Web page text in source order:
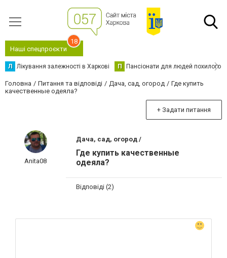
Наші спецпроєкти
18
Л Лікування залежності в Харкові П Пансіонати для людей похилого
Головна Питання та відповіді Дача, сад, огород
Где купить
качественные одеяла?
+ Задати питання
Anita08
Дача, сад, огород /
Где купить качественные
одеяла?
Відповіді (2)